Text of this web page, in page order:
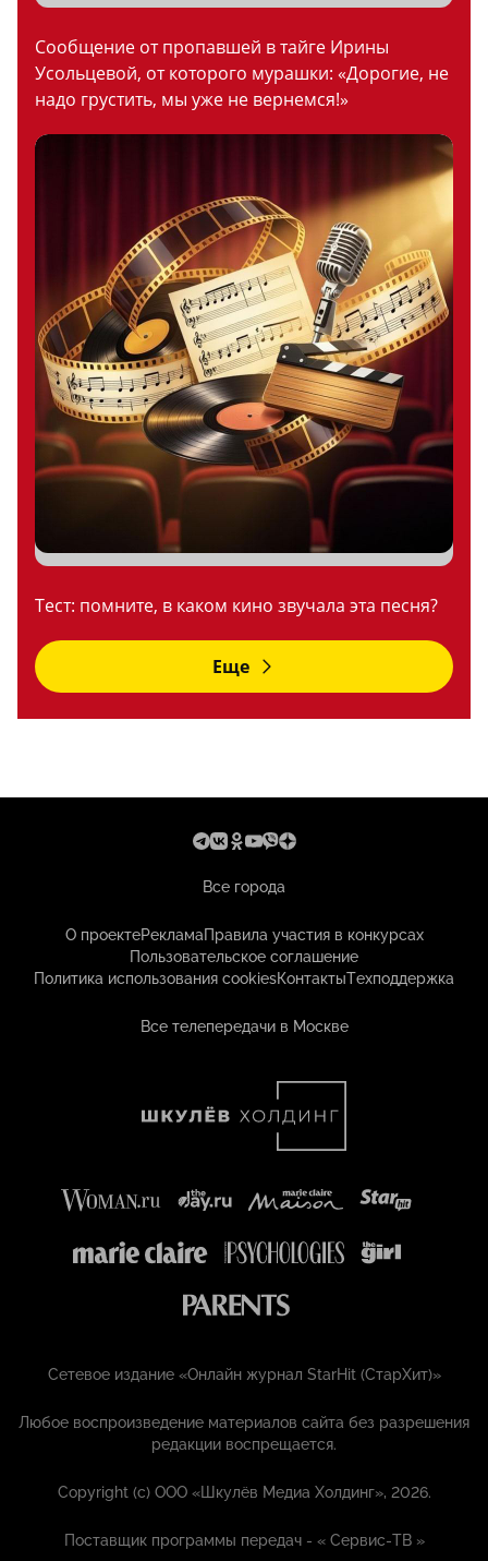
Сообщение от пропавшей в тайге Ирины
Усольцевой, от которого мурашки: «Дорогие, не
надо грустить, мы уже не вернемся!»
Тест: помните, в каком кино звучала эта песня?
Еще
Все города
О проектеРекламаПравила участия в конкурсах
Пользовательское соглашение
Политика использования cookiesКонтактыТехподдержка
Все телепередачи в Москве
Сетевое издание «Онлайн журнал StarHit (СтарХит)»
Любое воспроизведение материалов сайта без разрешения
редакции воспрещается.
Copyright (с) ООО «Шкулёв Медиа Холдинг», 2026.
Поставщик программы передач - «Сервис-ТВ »